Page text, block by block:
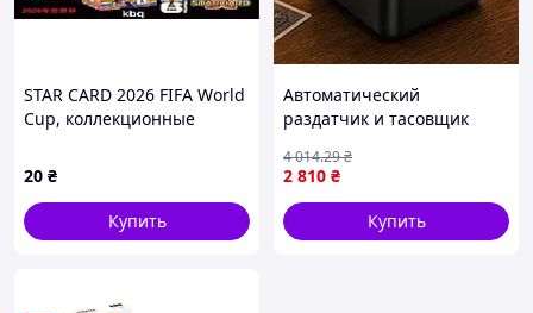
STAR CARD 2026 FIFA World
Cup, коллекционные
поколения
20 ₴
Купить
Автоматический
раздатчик и тасовщик
Машинка для карт /
Раздача карт
2 810 ₴
4 014.29₴
Купить